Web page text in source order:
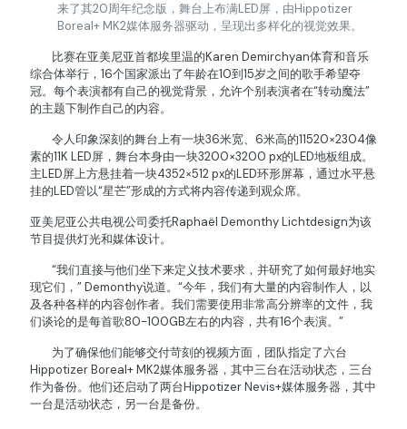
来了其20周年纪念版，舞台上布满LED屏，由Hippotizer
Boreal+ MK2媒体服务器驱动，呈现出多样化的视觉效果。
比赛在亚美尼亚首都埃里温的Karen Demirchyan体育和音乐
综合体举行，16个国家派出了年龄在10到15岁之间的歌手希望夺
冠。每个表演都有自己的视觉背景，允许个别表演者在“转动魔法”
的主题下制作自己的内容。
令人印象深刻的舞台上有一块36米宽、6米高的11520×2304像
素的11K LED屏，舞台本身由一块3200×3200 px的LED地板组成。
主LED屏上方悬挂着一块4352×512 px的LED环形屏幕，通过水平悬
挂的LED管以“星芒”形成的方式将内容传递到观众席。
亚美尼亚公共电视公司委托Raphaël Demonthy Lichtdesign为该
节目提供灯光和媒体设计。
“我们直接与他们坐下来定义技术要求，并研究了如何最好地实
现它们，” Demonthy说道。“今年，我们有大量的内容制作人，以
及各种各样的内容创作者。我们需要使用非常高分辨率的文件，我
们谈论的是每首歌80-100GB左右的内容，共有16个表演。”
为了确保他们能够交付苛刻的视频方面，团队指定了六台
Hippotizer Boreal+ MK2媒体服务器，其中三台在活动状态，三台
作为备份。他们还启动了两台Hippotizer Nevis+媒体服务器，其中
一台是活动状态，另一台是备份。